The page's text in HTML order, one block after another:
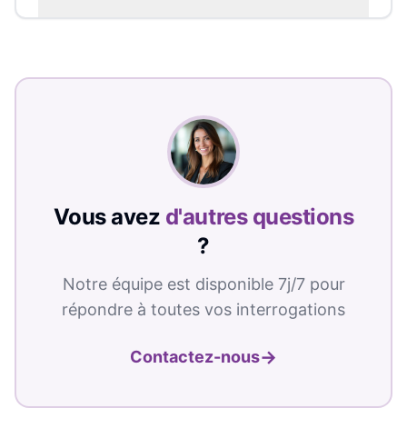
Vous avez d'autres questions
?
Notre équipe est disponible 7j/7 pour
répondre à toutes vos interrogations
Contactez-nous→